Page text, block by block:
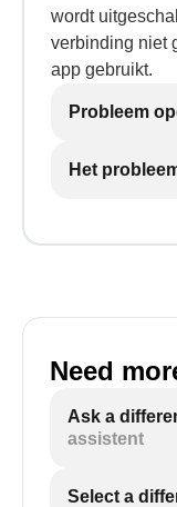
wordt
verbinding niet
app gebruikt.
Probleem
Het
Need
Ask a
assistent
Select a